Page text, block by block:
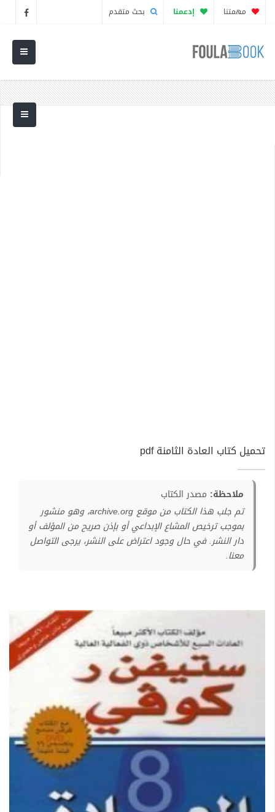
مهمتنا إدعمنا بحث متقدم
تحميل كتاب العادة الثامنة pdf
ملاحظة: مصدر الكتاب
تم جلب هذا الكتاب من موقع archive.org، وهو منشور
بموجب ترخيص المشاع الإبداعي أو بإذن صريح من المؤلف أو
دار النشر. في حال وجود اعتراض على النشر، يرجى التواصل
معنا.